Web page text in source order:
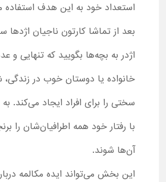
استعداد خود به این هدف استفاده
بعد از تماشا کارتون ناجیان اژدها
اژدر به بچه‌ها بگویید که تنهایی
خانواده یا دوستان خوب در زندگی،
سختی را برای افراد ایجاد می‌کند.
با رفتار خود همه اطرافیان‌شان را
آن‌ها شوند.
این بخش می‌تواند ایده مکالمه